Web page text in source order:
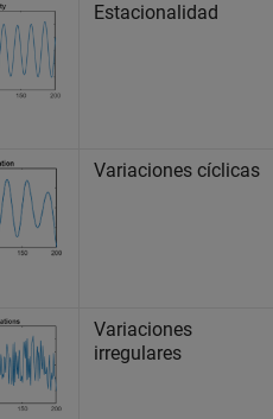
Estacionalidad
Variaciones cíclicas
Variaciones
irregulares